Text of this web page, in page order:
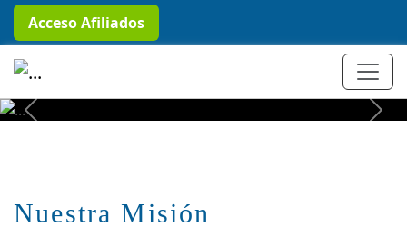
Acceso Afiliados
+ Conocer más
Previous Next
Nuestra Misión